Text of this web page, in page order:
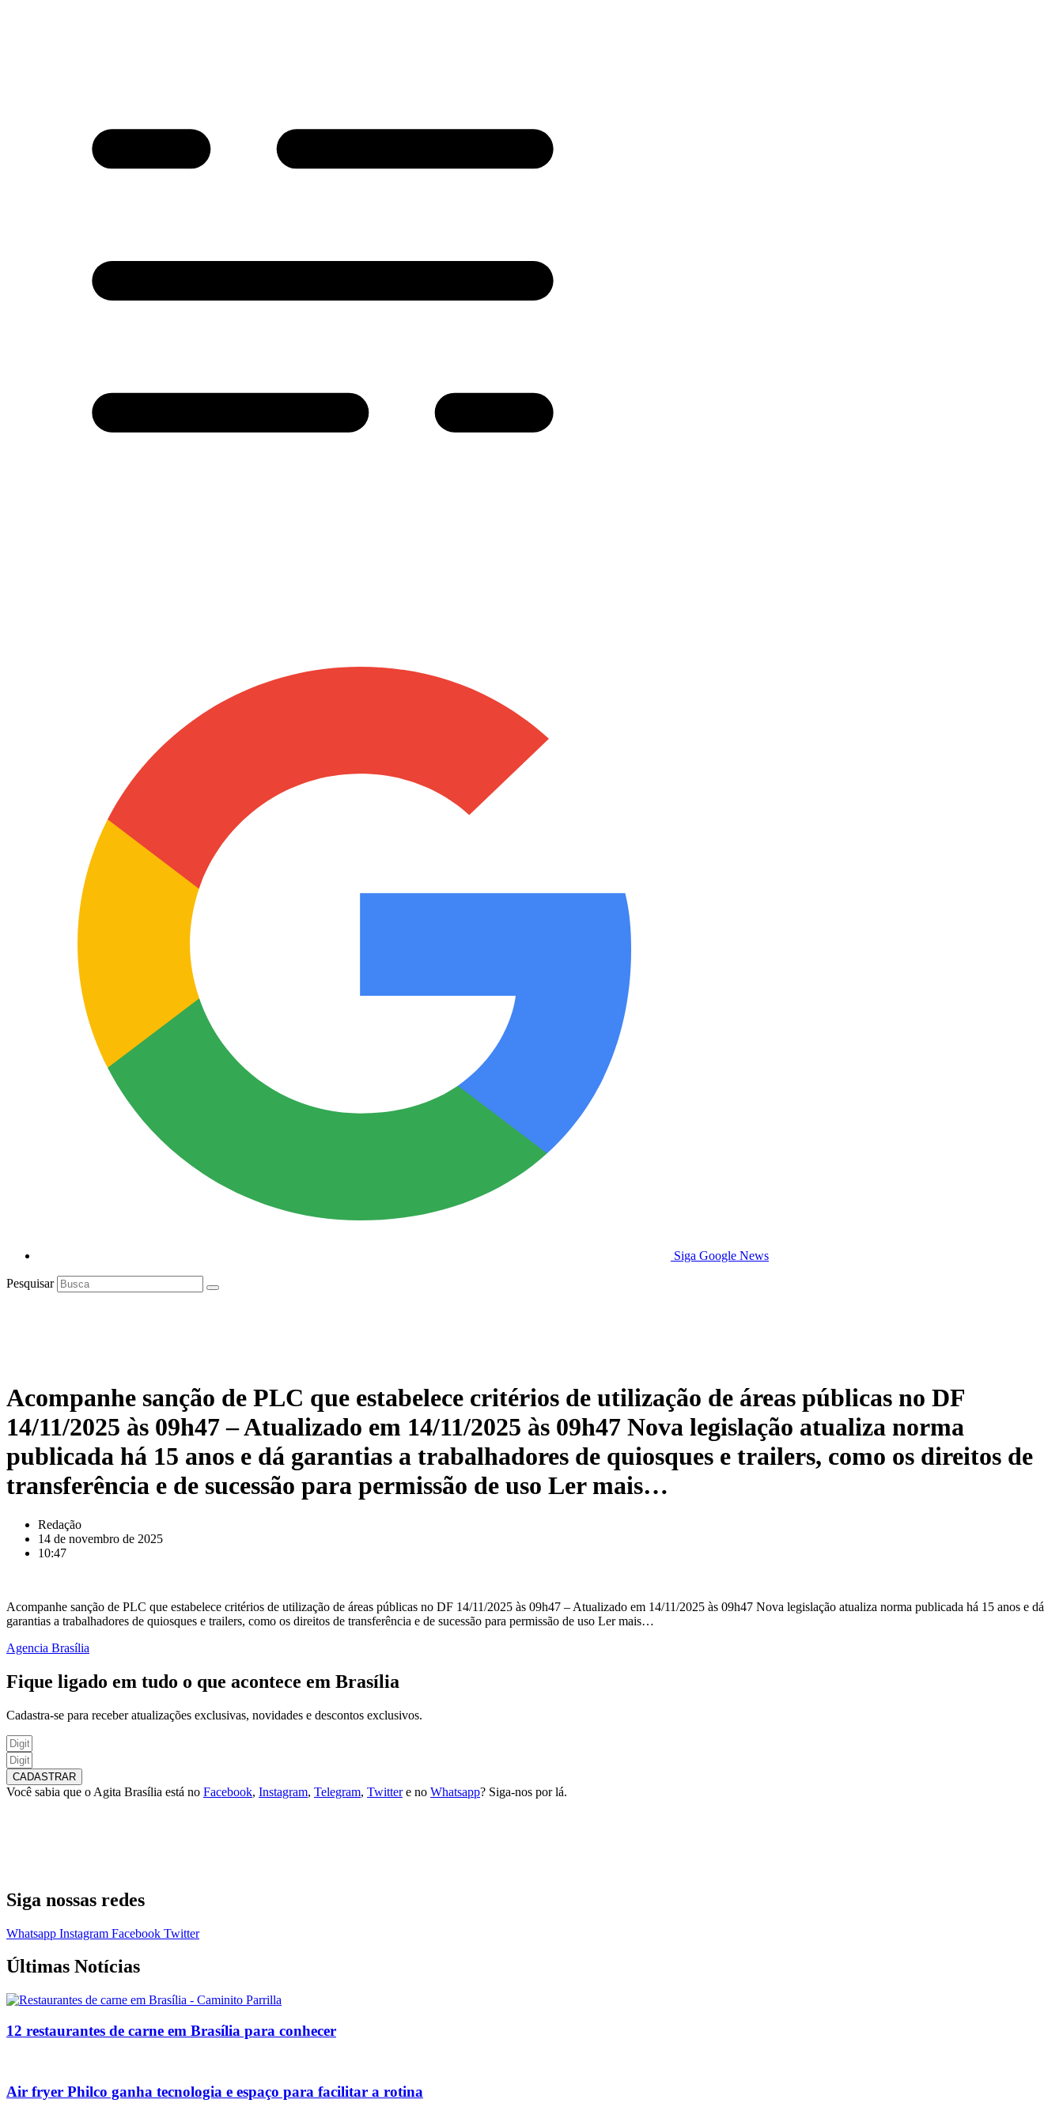
Siga Google News
Pesquisar
Acompanhe sanção de PLC que estabelece critérios de utilização de áreas públicas no DF
14/11/2025 às 09h47 – Atualizado em 14/11/2025 às 09h47 Nova legislação atualiza norma
publicada há 15 anos e dá garantias a trabalhadores de quiosques e trailers, como os direitos de
transferência e de sucessão para permissão de uso Ler mais…
Redação
14 de novembro de 2025
10:47
Acompanhe sanção de PLC que estabelece critérios de utilização de áreas públicas no DF 14/11/2025 às 09h47 – Atualizado em 14/11/2025 às 09h47 Nova legislação atualiza norma publicada há 15 anos e dá
garantias a trabalhadores de quiosques e trailers, como os direitos de transferência e de sucessão para permissão de uso Ler mais…
Agencia Brasília
Fique ligado em tudo o que acontece em Brasília
Cadastra-se para receber atualizações exclusivas, novidades e descontos exclusivos.
CADASTRAR
Você sabia que o Agita Brasília está no Facebook, Instagram, Telegram, Twittere no Whatsapp? Siga-nos por lá.
Siga nossas redes
Whatsapp Instagram Facebook Twitter
Últimas Notícias
12 restaurantes de carne em Brasília para conhecer
Air fryer Philco ganha tecnologia e espaço para facilitar a rotina